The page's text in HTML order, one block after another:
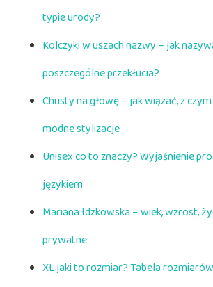
typie urody?
Kolczyki w uszach nazwy – jak
poszczególne przekłucia?
Chusty na głowę – jak wiązać, z
modne stylizacje
Unisex co to znaczy? Wyjaśnienie
językiem
Mariana Idzkowska – wiek, wzrost,
prywatne
XL jaki to rozmiar? Tabela